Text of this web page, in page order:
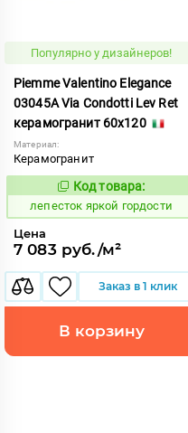
Популярно у дизайнеров!
Piemme Valentino Elegance
03045A Via Condotti Lev Ret
керамогранит 60x120
Материал:
Керамогранит
866393
Код товара:
лепесток яркой гордости
Цена
7 083 руб./м²
Заказ в 1 клик
В корзину